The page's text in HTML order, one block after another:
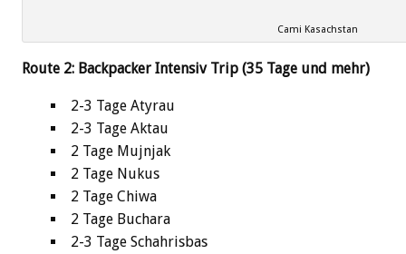
Cami Kasachstan
Route 2: Backpacker Intensiv Trip (35 Tage und mehr)
2-3 Tage Atyrau
2-3 Tage Aktau
2 Tage Mujnjak
2 Tage Nukus
2 Tage Chiwa
2 Tage Buchara
2-3 Tage Schahrisbas